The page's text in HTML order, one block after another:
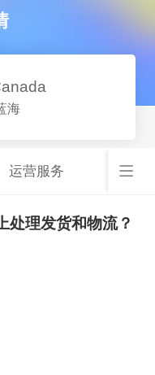
海
运营服务
处理发货和物流？